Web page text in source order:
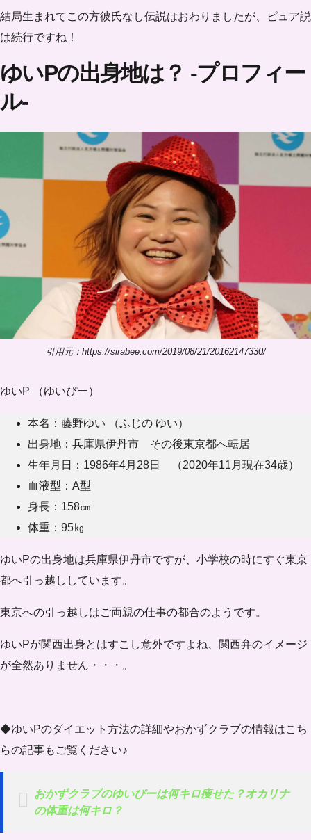
結局生まれてこの方彼氏なし伝説はおわりましたが、ピュア説
は続行ですね！
ゆいPの出身地は？ -プロフィー
ル-
引用元：https://sirabee.com/2019/08/21/20162147330/
ゆいP （ゆいぴー）
本名：藤野ゆい （ふじの ゆい）
出身地：兵庫県伊丹市 その後東京都へ転居
生年月日：1986年4月28日 （2020年11月現在34歳）
血液型：A型
身長：158㎝
体重：95㎏
ゆいPの出身地は兵庫県伊丹市ですが、小学校の時にすぐ東京
都へ引っ越ししています。
東京への引っ越しはご両親の仕事の都合のようです。
ゆいPが関西出身とはすこし意外ですよね、関西弁のイメージ
が全然ありません・・・。
◆ゆいPのダイエット方法の詳細やおかずクラブの情報はこち
らの記事もご覧ください♪
おかずクラブのゆいぴーは何キロ痩せた？オカリナ
の体重は何キロ？